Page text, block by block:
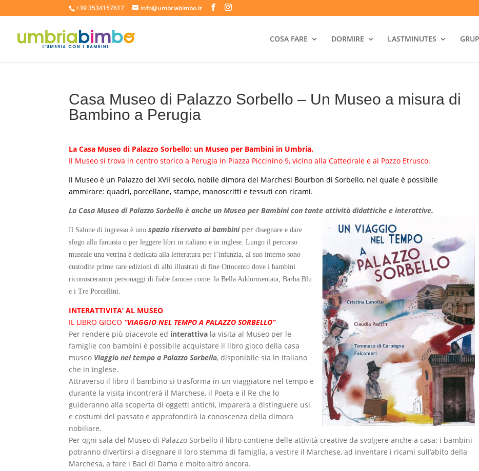
+39 3534157617 info@umbriabimbo.it
COSA FARE DORMIRE LASTMINUTES
Casa Museo di Palazzo Sorbello – Un Museo a misura di
Bambino a Perugia
La Casa Museo di Palazzo Sorbello: un Museo per Bambini in Umbria.
Il Museo si trova in centro storico a Perugia in Piazza Piccinino 9, vicino alla Cattedrale e al Pozzo Etrusco.
Il Museo è un Palazzo del XVII secolo, nobile dimora dei Marchesi Bourbon di Sorbello, nel quale è possibile
ammirare: quadri, porcellane, stampe, manoscritti e tessuti con ricami.
La Casa Museo di Palazzo Sorbello è anche un Museo per Bambini con tante attività didattiche e interattive.
Il Salone di ingresso è unospazio riservato ai bambini perdisegnare e dare
sfogo alla fantasia o per leggere libri in italiano e in inglese. Lungo il percorso
museale una vetrina è dedicata alla letteratura per l’infanzia, al suo interno sono
custodite prime rare edizioni di albi illustrati di fine Ottocento dove i bambini
riconosceranno personaggi di fiabe famose come: la Bella Addormentata, Barba Blu
e i Tre Porcellini.
INTERATTIVITA’ AL MUSEO
IL LIBRO GIOCO “VIAGGIO NEL TEMPO A PALAZZO SORBELLO”
Per rendere più piacevole ed interattiva la visita al Museo per le
famiglie con bambini è possibile acquistare il libro gioco della casa
museo Viaggio nel tempo a Palazzo Sorbello, disponibile sia in italiano
che in inglese.
Attraverso il libro il bambino si trasforma in un viaggiatore nel tempo e
durante la visita incontrerà il Marchese, il Poeta e il Re che lo
guideranno alla scoperta di oggetti antichi, imparerà a distinguere usi
e costumi del passato e approfondirà la conoscenza della dimora
nobiliare.
Per ogni sala del Museo di Palazzo Sorbello il libro contiene delle attività creative da svolgere anche a casa: i bambini
potranno divertirsi a disegnare il loro stemma di famiglia, a vestire il Marchese, ad inventare i ricami sull’abito della
Marchesa, a fare i Baci di Dama e molto altro ancora.